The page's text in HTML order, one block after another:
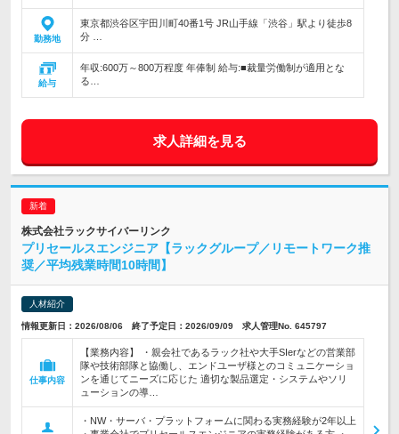
勤務地
東京都渋谷区宇田川町40番1号 JR山手線「渋谷」駅より徒歩8
分 …
給与
年収:600万～800万程度 年俸制 給与:■裁量労働制が適用とな
る…
求人詳細を見る
株式会社ラックサイバーリンク
プリセールスエンジニア【ラックグループ／リモートワーク推
奨／平均残業時間10時間】
人材紹介
情報更新日：2026/08/06 終了予定日：2026/09/09 求人管理No. 645797
仕事内容
【業務内容】 ・親会社であるラック社や大手SIerなどの営業部
隊や技術部隊と協働し、エンドユーザ様とのコミュニケーショ
ンを通じてニーズに応じた 適切な製品選定・システムやソリ
ューションの導…
・NW・サーバ・プラットフォームに関わる実務経験が2年以上